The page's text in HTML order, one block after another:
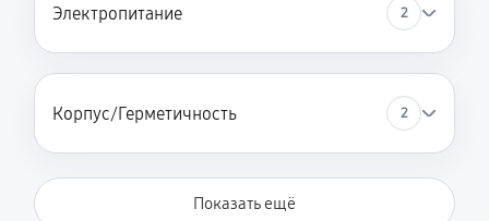
Электропитание 2
Корпус/Герметичность 2
Показать ещё